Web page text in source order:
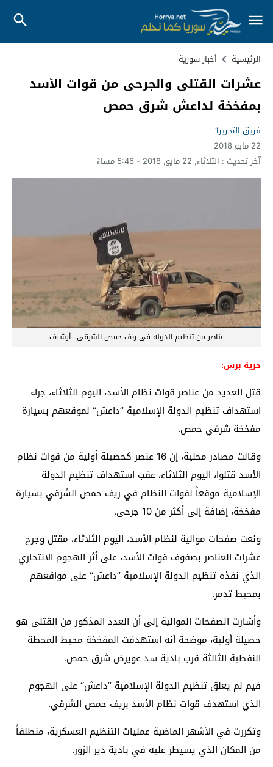
الرئيسية أخبار سورية
عشرات القتلى والجرحى من قوات الأسد
بمفخخة لداعش شرق حمص
فريق التحرير1
22 مايو 2018
آخر تحديث : الثلاثاء, 22 مايو, 2018 - 5:46 مساءً
عناصر من تنظيم الدولة في ريف حمص الشرقي ـ أرشيف
حرية برس:
قتل العديد من عناصر قوات نظام الأسد، اليوم الثلاثاء، جراء
استهداف تنظيم الدولة الإسلامية ’’داعش‘‘ لموقعهم بسيارة
مفخخة شرقي حمص.
وقالت مصادر محلية، إن 16 عنصر كحصيلة أولية من قوات نظام
الأسد قتلوا، اليوم الثلاثاء، عقب استهداف تنظيم الدولة
الإسلامية موقعاً لقوات النظام في ريف حمص الشرقي بسيارة
مفخخة، إضافة إلى أكثر من 10 جرحى.
ونعت صفحات موالية لنظام الأسد، اليوم الثلاثاء، مقتل وجرح
عشرات العناصر بصفوف قوات الأسد، على أثر الهجوم الانتحاري
الذي نفذه تنظيم الدولة الإسلامية ’’داعش‘‘ على مواقعهم
بمحيط تدمر.
وأشارت الصفحات الموالية إلى أن العدد المذكور من القتلى هو
حصيلة أولية، موضحة أنه استهدفت المفخخة محيط المحطة
النفطية الثالثة قرب بادية سد عويرض شرق حمص.
فيم لم يعلق تنظيم الدولة الإسلامية ’’داعش‘‘ على الهجوم
الذي استهدف قوات نظام الأسد بريف حمص الشرقي.
وتكررت في الأشهر الماضية عمليات التنظيم العسكرية، منطلقاً
من المكان الذي يسيطر عليه في بادية دير الزور.